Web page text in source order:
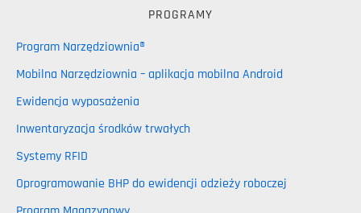
PROGRAMY
Program Narzędziownia®
Mobilna Narzędziownia – aplikacja mobilna Android
Ewidencja wyposażenia
Inwentaryzacja środków trwałych
Systemy RFID
Oprogramowanie BHP do ewidencji odzieży roboczej